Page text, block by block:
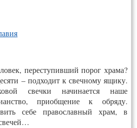
переступивший порог храма?
– подходит к свечному ящику.
свечки начинается наше
приобщение к обряду.
себе православный храм, в